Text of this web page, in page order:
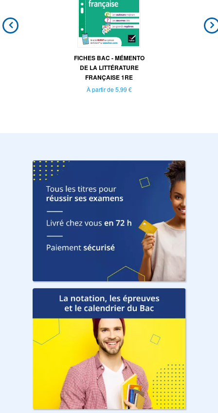
FICHES BAC - MÉMENTO
DE LA LITTÉRATURE
FRANÇAISE 1RE
À partir de 5,99 €